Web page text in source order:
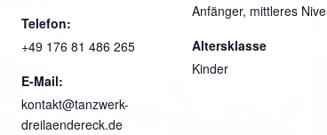
Telefon:
+49 176 81 486 265
E-Mail:
kontakt@tanzwerk-
dreilaendereck.de
Anfänger, mittleres
Altersklasse
Kinder